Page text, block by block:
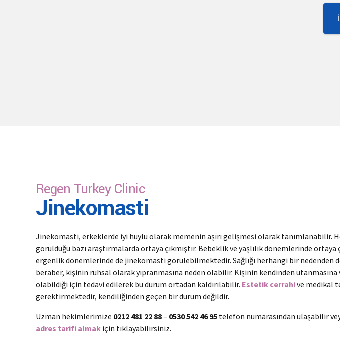
Regen Turkey Clinic
Jinekomasti
Jinekomasti, erkeklerde iyi huylu olarak memenin aşırı gelişmesi olarak tanımlanabilir.
görüldüğü bazı araştırmalarda ortaya çıkmıştır. Bebeklik ve yaşlılık dönemlerinde ortaya
ergenlik dönemlerinde de jinekomasti görülebilmektedir. Sağlığı herhangi bir nedenden
beraber, kişinin ruhsal olarak yıpranmasına neden olabilir. Kişinin kendinden utanmasına
olabildiği için tedavi edilerek bu durum ortadan kaldırılabilir. Estetik cerrahive medikal
gerektirmektedir, kendiliğinden geçen bir durum değildir.
Uzman hekimlerimize 0212 481 22 88– 0530 542 46 95 telefon numarasından ulaşabilir
adres tarifi almak için tıklayabilirsiniz.